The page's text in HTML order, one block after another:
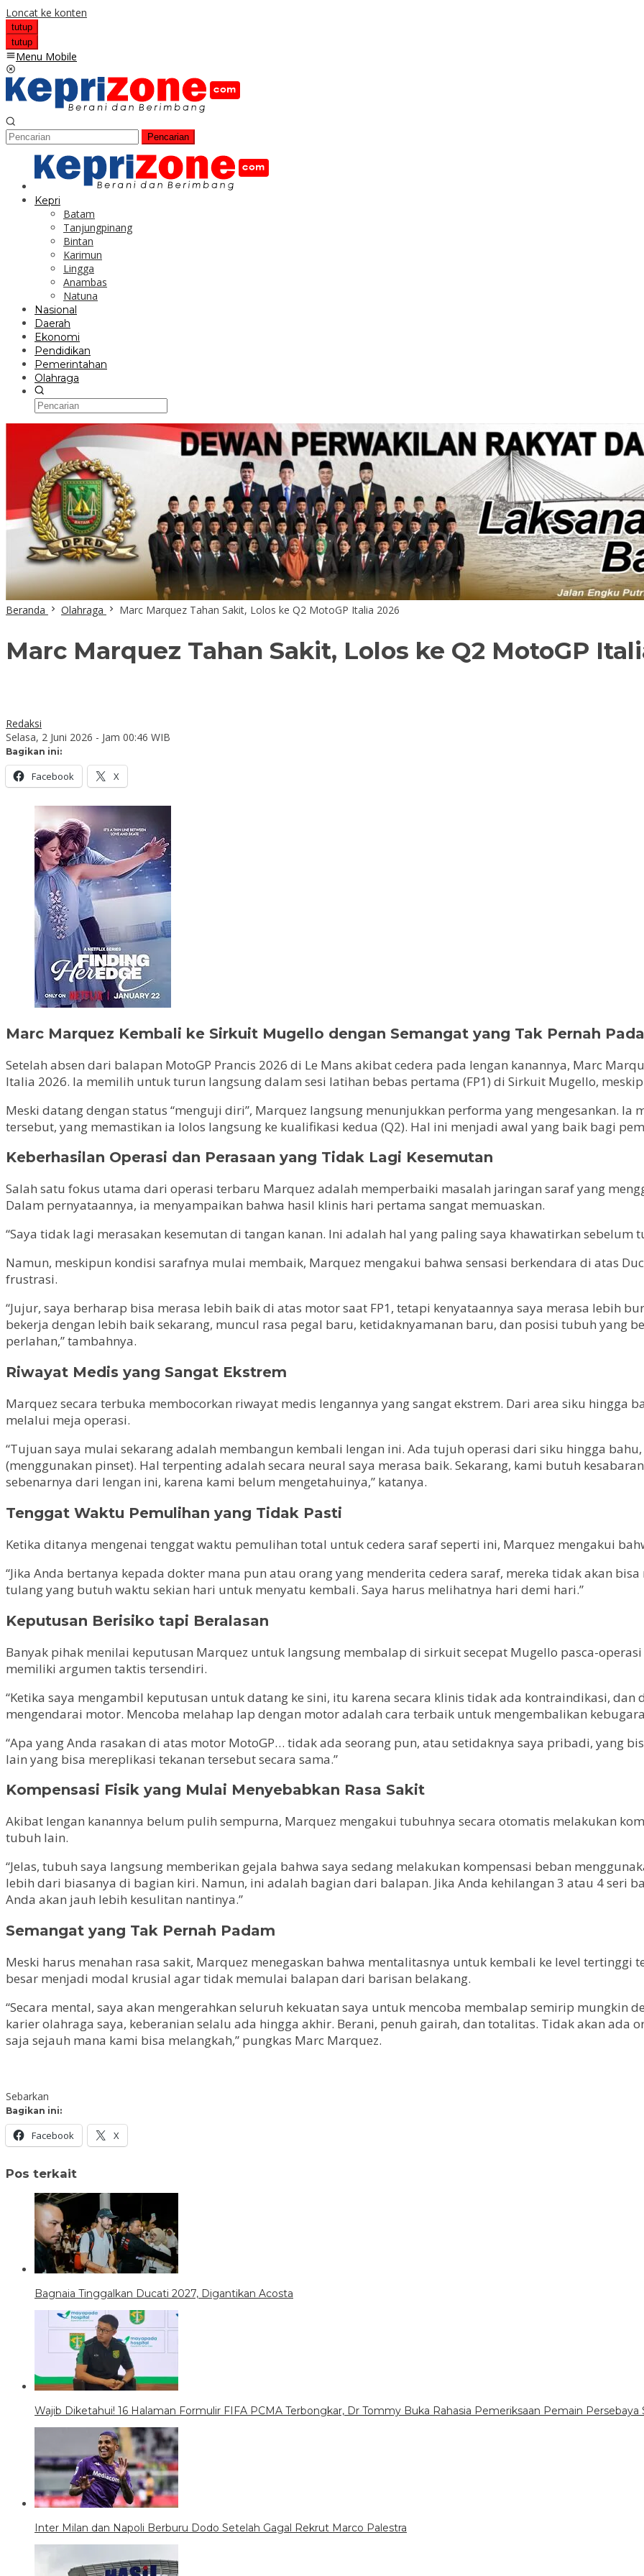
Loncat ke konten
tutup
tutup
Menu Mobile
Pencarian
Kepri
Batam
Tanjungpinang
Bintan
Karimun
Lingga
Anambas
Natuna
Nasional
Daerah
Ekonomi
Pendidikan
Pemerintahan
Olahraga
Beranda Olahraga Marc Marquez Tahan Sakit, Lolos ke Q2 MotoGP Italia 2026
Marc Marquez Tahan Sakit, Lolos ke Q2 MotoGP
Redaksi
Selasa, 2 Juni 2026 - Jam 00:46 WIB
Bagikan ini:
Facebook X
Marc Marquez Kembali ke Sirkuit Mugello dengan Semangat yang Tak Pernah
Setelah absen dari balapan MotoGP Prancis 2026 di Le Mans akibat cedera pada lengan kanannya, Marc
Italia 2026. Ia memilih untuk turun langsung dalam sesi latihan bebas pertama (FP1) di Sirkuit Mugello,
Meski datang dengan status “menguji diri”, Marquez langsung menunjukkan performa yang mengesankan. Ia
tersebut, yang memastikan ia lolos langsung ke kualifikasi kedua (Q2). Hal ini menjadi awal yang baik bagi
Keberhasilan Operasi dan Perasaan yang Tidak Lagi Kesemutan
Salah satu fokus utama dari operasi terbaru Marquez adalah memperbaiki masalah jaringan saraf yang
Dalam pernyataannya, ia menyampaikan bahwa hasil klinis hari pertama sangat memuaskan.
“Saya tidak lagi merasakan kesemutan di tangan kanan. Ini adalah hal yang paling saya khawatirkan sebelum
Namun, meskipun kondisi sarafnya mulai membaik, Marquez mengakui bahwa sensasi berkendara di atas
frustrasi.
“Jujur, saya berharap bisa merasa lebih baik di atas motor saat FP1, tetapi kenyataannya saya merasa lebih
bekerja dengan lebih baik sekarang, muncul rasa pegal baru, ketidaknyamanan baru, dan posisi tubuh yang
perlahan,” tambahnya.
Riwayat Medis yang Sangat Ekstrem
Marquez secara terbuka membocorkan riwayat medis lengannya yang sangat ekstrem. Dari area siku hingga
melalui meja operasi.
“Tujuan saya mulai sekarang adalah membangun kembali lengan ini. Ada tujuh operasi dari siku hingga
(menggunakan pinset). Hal terpenting adalah secara neural saya merasa baik. Sekarang, kami butuh
sebenarnya dari lengan ini, karena kami belum mengetahuinya,” katanya.
Tenggat Waktu Pemulihan yang Tidak Pasti
Ketika ditanya mengenai tenggat waktu pemulihan total untuk cedera saraf seperti ini, Marquez mengakui
“Jika Anda bertanya kepada dokter mana pun atau orang yang menderita cedera saraf, mereka tidak akan
tulang yang butuh waktu sekian hari untuk menyatu kembali. Saya harus melihatnya hari demi hari.”
Keputusan Berisiko tapi Beralasan
Banyak pihak menilai keputusan Marquez untuk langsung membalap di sirkuit secepat Mugello pasca-
memiliki argumen taktis tersendiri.
“Ketika saya mengambil keputusan untuk datang ke sini, itu karena secara klinis tidak ada kontraindikasi, dan
mengendarai motor. Mencoba melahap lap dengan motor adalah cara terbaik untuk mengembalikan
“Apa yang Anda rasakan di atas motor MotoGP… tidak ada seorang pun, atau setidaknya saya pribadi, yang
lain yang bisa mereplikasi tekanan tersebut secara sama.”
Kompensasi Fisik yang Mulai Menyebabkan Rasa Sakit
Akibat lengan kanannya belum pulih sempurna, Marquez mengakui tubuhnya secara otomatis melakukan
tubuh lain.
“Jelas, tubuh saya langsung memberikan gejala bahwa saya sedang melakukan kompensasi beban
lebih dari biasanya di bagian kiri. Namun, ini adalah bagian dari balapan. Jika Anda kehilangan 3 atau 4 seri
Anda akan jauh lebih kesulitan nantinya.”
Semangat yang Tak Pernah Padam
Meski harus menahan rasa sakit, Marquez menegaskan bahwa mentalitasnya untuk kembali ke level tertinggi
besar menjadi modal krusial agar tidak memulai balapan dari barisan belakang.
“Secara mental, saya akan mengerahkan seluruh kekuatan saya untuk mencoba membalap semirip mungkin
karier olahraga saya, keberanian selalu ada hingga akhir. Berani, penuh gairah, dan totalitas. Tidak akan ada
saja sejauh mana kami bisa melangkah,” pungkas Marc Marquez.
Sebarkan
Bagikan ini:
Facebook X
Pos terkait
Bagnaia Tinggalkan Ducati 2027, Digantikan Acosta
Wajib Diketahui! 16 Halaman Formulir FIFA PCMA Terbongkar, Dr Tommy Buka Rahasia Pemeriksaan Pemain Persebaya
Inter Milan dan Napoli Berburu Dodo Setelah Gagal Rekrut Marco Palestra